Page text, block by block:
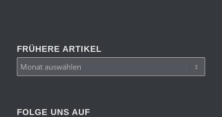
FRÜHERE ARTIKEL
FOLGE UNS AUF